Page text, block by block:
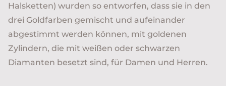
Halsketten) wurden so entworfen, dass sie in den
drei Goldfarben gemischt und aufeinander
abgestimmt werden können, mit goldenen
Zylindern, die mit weißen oder schwarzen
Diamanten besetzt sind, für Damen und Herren.